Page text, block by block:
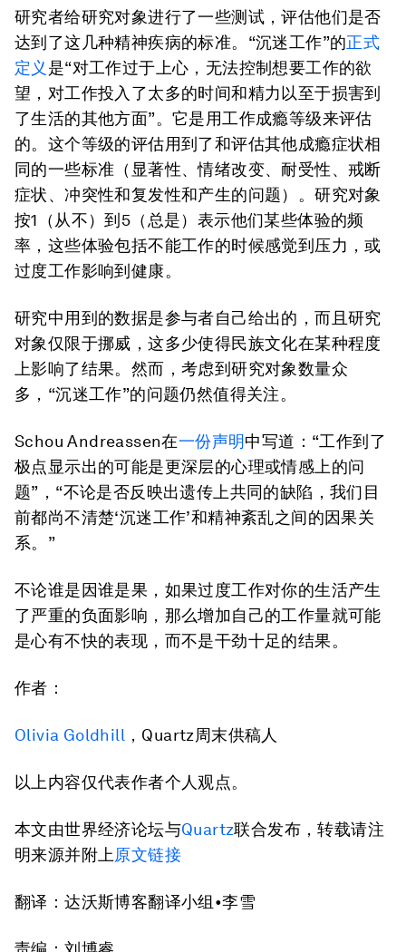
研究者给研究对象进行了一些测试，评估他们是否
达到了这几种精神疾病的标准。“沉迷工作”的正式
定义 是“对工作过于上心，无法控制想要工作的欲
望，对工作投入了太多的时间和精力以至于损害到
了生活的其他方面”。它是用工作成瘾等级来评估
的。这个等级的评估用到了和评估其他成瘾症状相
同的一些标准（显著性、情绪改变、耐受性、戒断
症状、冲突性和复发性和产生的问题）。研究对象
按1（从不）到5（总是）表示他们某些体验的频
率，这些体验包括不能工作的时候感觉到压力，或
过度工作影响到健康。
研究中用到的数据是参与者自己给出的，而且研究
对象仅限于挪威，这多少使得民族文化在某种程度
上影响了结果。然而，考虑到研究对象数量众
多，“沉迷工作”的问题仍然值得关注。
Schou Andreassen在一份声明中写道：“工作到了
极点显示出的可能是更深层的心理或情感上的问
题”，“不论是否反映出遗传上共同的缺陷，我们目
前都尚不清楚‘沉迷工作’和精神紊乱之间的因果关
系。”
不论谁是因谁是果，如果过度工作对你的生活产生
了严重的负面影响，那么增加自己的工作量就可能
是心有不快的表现，而不是干劲十足的结果。
作者：
Olivia Goldhill ，Quartz周末供稿人
以上内容仅代表作者个人观点。
本文由世界经济论坛与Quartz联合发布，转载请注
明来源并附上原文链接
翻译：达沃斯博客翻译小组•李雪